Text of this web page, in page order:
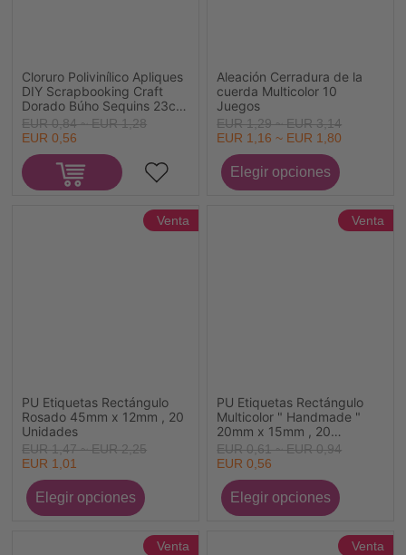
Cloruro Polivinílico Apliques
DIY Scrapbooking Craft
Dorado Búho Sequins 23cm
x 18cm, 1 Unidad
EUR 0,84 ~ EUR 1,28
EUR 0,56
Aleación Cerradura de la
cuerda Multicolor 10
Juegos
EUR 1,29 ~ EUR 3,14
EUR 1,16 ~ EUR 1,80
PU Etiquetas Rectángulo
Rosado 45mm x 12mm , 20
Unidades
Venta
EUR 1,47 ~ EUR 2,25
EUR 1,01
PU Etiquetas Rectángulo
Multicolor " Handmade "
20mm x 15mm , 20
Unidades
Venta
EUR 0,61 ~ EUR 0,94
EUR 0,56
Venta Venta